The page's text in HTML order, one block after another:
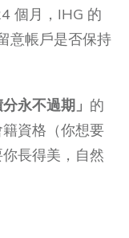
個月，IHG 的
意帳戶是否保持
分永不過期」 的
資格（你想要
長得美，自然